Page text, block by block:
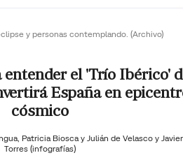
y personas contemplando. (Archivo)
entender el 'Trío Ibérico'
España en
cósmico
Patricia Biosca y Julián de Velasco y Javier
Torres (infografías)